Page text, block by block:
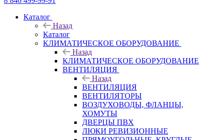
Каталог
Назад
Каталог
КЛИМАТИЧЕСКОЕ ОБОРУДОВАНИЕ
Назад
КЛИМАТИЧЕСКОЕ ОБОРУДОВАНИЕ
ВЕНТИЛЯЦИЯ
Назад
ВЕНТИЛЯЦИЯ
ВЕНТИЛЯТОРЫ
ВОЗДУХОВОДЫ, ФЛАНЦЫ,
ХОМУТЫ
ДВЕРЦЫ ПВХ
ЛЮКИ РЕВИЗИОННЫЕ